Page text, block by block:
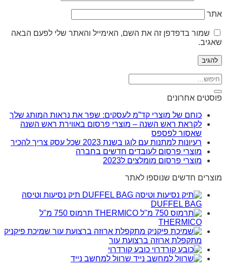
אתר
שמור בדפדפן זה את השם, האימייל והאתר שלי לפעם הבאה
שאגיב.
פוסטים אחרונים
כוחם של מוצרי קד”מ לעסקים: שפר את נראות המותג שלך
לקראת ראש השנה – מוצרי פרסום באווירת ראש השנה
שאסור לפספס
רעיונות למתנות עם לוגו בשנת 2023 שכל עסק צריך להכיר
מוצרי פרסום לעובדים חדשים בחברה
מוצרי פרסום מומלצים ל2023
מוצרים חדשים שנוספו לאתר
תיק נסיעות וטיסה
DUFFEL BAG
תרמוס 750 מ"ל
THERMICO
שמיכת פיקניק
מתקפלת ארוזה ברצועת עור
כובע קורדרוי
שרוול למחשב נייד